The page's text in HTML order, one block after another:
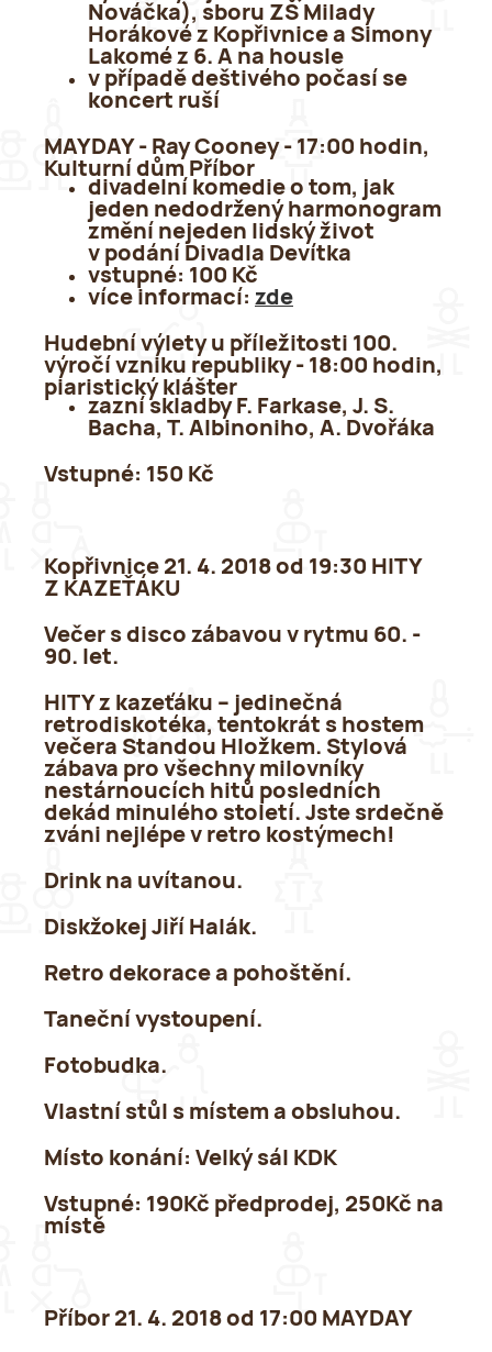
Nováčka), sboru ZŠ Milady
Horákové z Kopřivnice a Simony
Lakomé z 6. A na housle
v případě deštivého počasí se
koncert ruší
MAYDAY - Ray Cooney - 17:00 hodin,
Kulturní dům Příbor
divadelní komedie o tom, jak
jeden nedodržený harmonogram
změní nejeden lidský život
v podání Divadla Devítka
vstupné: 100 Kč
více informací: zde
Hudební výlety u příležitosti 100.
výročí vzniku republiky - 18:00 hodin,
piaristický klášter
zazní skladby F. Farkase, J. S.
Bacha, T. Albinoniho, A. Dvořáka
Vstupné: 150 Kč
Kopřivnice 21. 4. 2018 od 19:30 HITY
Z KAZEŤÁKU
Večer s disco zábavou v rytmu 60. -
90. let.
HITY z kazeťáku – jedinečná
retrodiskotéka, tentokrát s hostem
večera Standou Hložkem. Stylová
zábava pro všechny milovníky
nestárnoucích hitů posledních
dekád minulého století. Jste srdečně
zváni nejlépe v retro kostýmech!
Drink na uvítanou.
Diskžokej Jiří Halák.
Retro dekorace a pohoštění.
Taneční vystoupení.
Fotobudka.
Vlastní stůl s místem a obsluhou.
Místo konání: Velký sál KDK
Vstupné: 190Kč předprodej, 250Kč na
místě
Příbor 21. 4. 2018 od 17:00 MAYDAY